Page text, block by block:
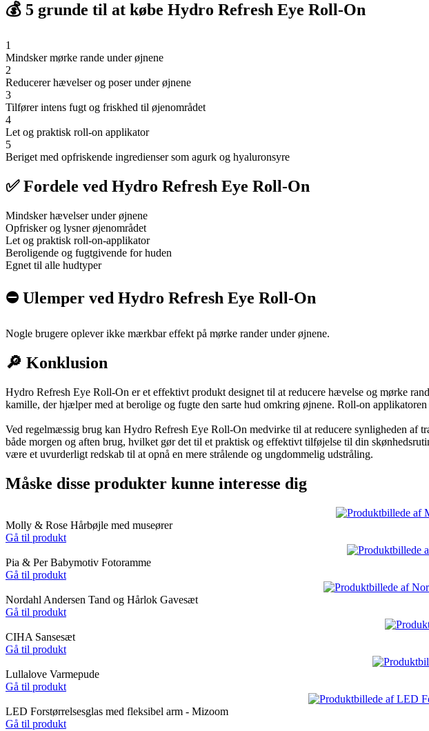
💰 5 grunde til at købe Hydro Refresh Eye Roll-On
1
Mindsker mørke rande under øjnene
2
Reducerer hævelser og poser under øjnene
3
Tilfører intens fugt og friskhed til øjenområdet
4
Let og praktisk roll-on applikator
5
Beriget med opfriskende ingredienser som agurk og hyaluronsyre
✅ Fordele ved Hydro Refresh Eye Roll-On
Mindsker hævelser under øjnene
Opfrisker og lysner øjenområdet
Let og praktisk roll-on-applikator
Beroligende og fugtgivende for huden
Egnet til alle hudtyper
⛔️ Ulemper ved Hydro Refresh Eye Roll-On
Nogle brugere oplever ikke mærkbar effekt på mørke rander under øjnene.
🔎 Konklusion
Hydro Refresh Eye Roll-On er et effektivt produkt designet til at reducere hævelse og mørke
kamille, der hjælper med at berolige og fugte den sarte hud omkring øjnene. Roll-on
Ved regelmæssig brug kan Hydro Refresh Eye Roll-On medvirke til at reducere synligheden af
både morgen og aften brug, hvilket gør det til et praktisk og effektivt tilføjelse til din
være et uvurderligt redskab til at opnå en mere strålende og ungdommelig udstråling.
Måske disse produkter kunne interesse dig
Molly & Rose Hårbøjle med museører
Gå til produkt
Pia & Per Babymotiv Fotoramme
Gå til produkt
Nordahl Andersen Tand og Hårlok Gavesæt
Gå til produkt
CIHA Sansesæt
Gå til produkt
Lullalove Varmepude
Gå til produkt
LED Forstørrelsesglas med fleksibel arm - Mizoom
Gå til produkt